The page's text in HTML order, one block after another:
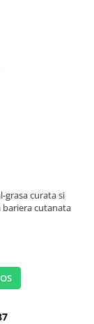
grasa curata si
bariera cutanata